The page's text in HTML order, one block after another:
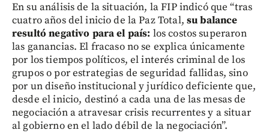
En su análisis de la situación, la FIP indicó que “tras
cuatro años del inicio de la Paz Total, su balance
resultó negativo para el país: los costos superaron
las ganancias. El fracaso no se explica únicamente
por los tiempos políticos, el interés criminal de los
grupos o por estrategias de seguridad fallidas, sino
por un diseño institucional y jurídico deficiente que,
desde el inicio, destinó a cada una de las mesas de
negociación a atravesar crisis recurrentes y a situar
al gobierno en el lado débil de la negociación”.